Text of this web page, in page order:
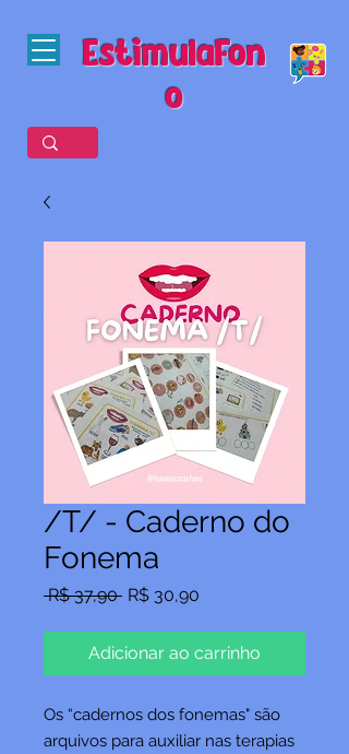
EstimulaFon
o
/T/ - Caderno do
Fonema
R$ 37,90 Preço
R$ 30,90
Adicionar ao carrinho
Os “cadernos dos fonemas" são
arquivos para auxiliar nas terapias